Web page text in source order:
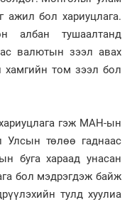
ажил бол хариуцлага.
албан тушаалтанд
валютын зээл авах
хамгийн том зээл бол
гэж МАН-ын
Улсын төлөө гаднаас
буга хараад унасан
бол мэдрэгдэж байж
тулд хуулиа